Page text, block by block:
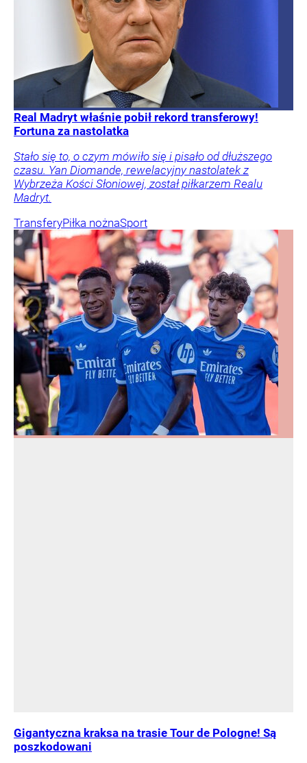
Real Madryt właśnie pobił rekord transferowy!
Fortuna za nastolatka
Stało się to, o czym mówiło się i pisało od dłuższego
czasu. Yan Diomande, rewelacyjny nastolatek z
Wybrzeża Kości Słoniowej, został piłkarzem Realu
Madryt.
TransferyPiłka nożnaSport
Gigantyczna kraksa na trasie Tour de Pologne! Są
poszkodowani